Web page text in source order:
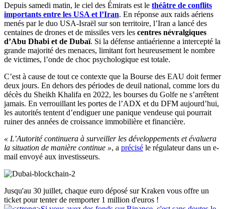
Depuis samedi matin, le ciel des Émirats est le théâtre de conflits
importants entre les USA et l’Iran. En réponse aux raids aériens
menés par le duo USA-Israël sur son territoire, l’Iran a lancé des
centaines de drones et de missiles vers les centres névralgiques
d’Abu Dhabi et de Dubaï. Si la défense antiaérienne a intercepté la
grande majorité des menaces, limitant fort heureusement le nombre
de victimes, l’onde de choc psychologique est totale.
C’est à cause de tout ce contexte que la Bourse des EAU doit fermer
deux jours. En dehors des périodes de deuil national, comme lors du
décès du Sheikh Khalifa en 2022, les bourses du Golfe ne s’arrêtent
jamais. En verrouillant les portes de l’ADX et du DFM aujourd’hui,
les autorités tentent d’endiguer une panique vendeuse qui pourrait
ruiner des années de croissance immobilière et financière.
« L’Autorité continuera à surveiller les développements et évaluera
la situation de manière continue », a précisé le régulateur dans un e-
mail envoyé aux investisseurs.
Jusqu'au 30 juillet, chaque euro déposé sur Kraken vous offre un
ticket pour tenter de remporter 1 million d'euros !